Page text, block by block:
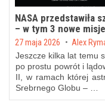
NASA przedstawiła
– w tym 3 nowe misje
Posted on
27 maja 2026 by Alex
Jeszcze kilka lat temu
po prostu powrót i
II, w ramach której
Srebrnego Globu – …